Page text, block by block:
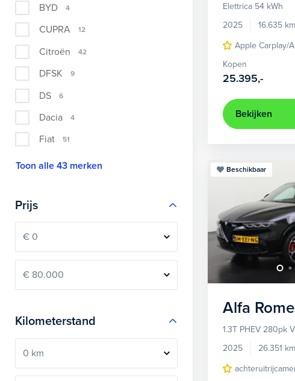
BYD 4
CUPRA 12
Citroën 42
DFSK 9
DS 6
Dacia 4
Fiat 51
Toon alle 43 merken
Prijs
Kilometerstand
Elettrica 54 kWh
2025
16.635 km
Apple Carplay/
Kopen
25.395,-
Bekijken
Beschikbaar
Alfa
1.3T PHEV 280pk
2025
26.351 km